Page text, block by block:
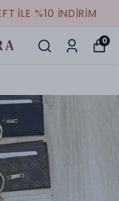
İNDİRİM
0